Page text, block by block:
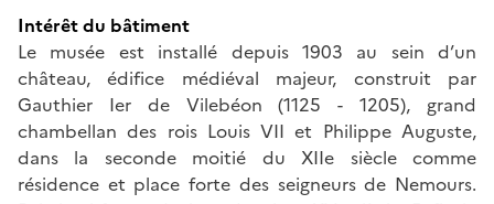
Intérêt du bâtiment
Le musée est installé depuis 1903 au sein d’un
château, édifice médiéval majeur, construit par
Gauthier Ier de Vilebéon (1125 - 1205), grand
chambellan des rois Louis VII et Philippe Auguste,
dans la seconde moitié du XIIe siècle comme
résidence et place forte des seigneurs de Nemours.